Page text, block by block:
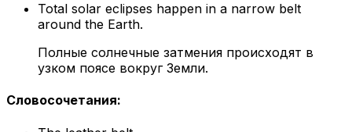
Total solar eclipses happen in a narrow belt
around the Earth.
Полные солнечные затмения происходят в
узком поясе вокруг Земли.
Словосочетания: